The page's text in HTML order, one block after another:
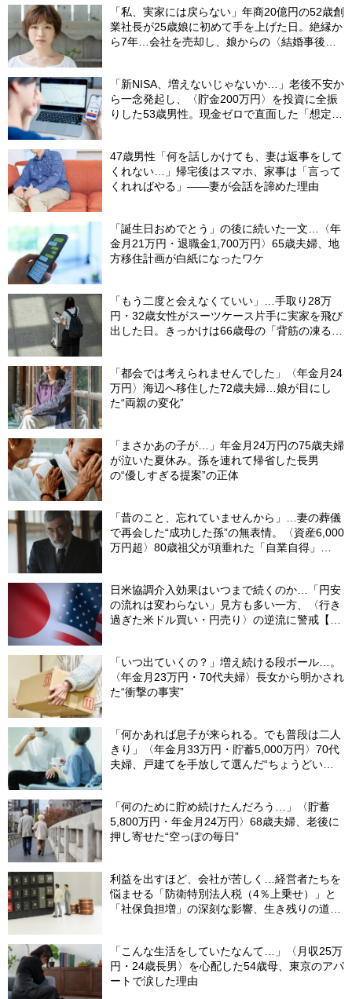
「私、実家には戻らない」年商20億円の52歳創
業社長が25歳娘に初めて手を上げた日。絶縁か
ら7年…会社を売却し、娘からの〈結婚事後報
「新NISA、増えないじゃないか…」老後不安か
ら一念発起し、〈貯金200万円〉を投資に全振
りした53歳男性。現金ゼロで直面した「想定外
47歳男性「何を話しかけても、妻は返事をして
くれない…」帰宅後はスマホ、家事は「言って
くれればやる」――妻が会話を諦めた理由
「誕生日おめでとう」の後に続いた一文…〈年
金月21万円・退職金1,700万円〉65歳夫婦、地
方移住計画が白紙になったワケ
「もう二度と会えなくていい」…手取り28万
円・32歳女性がスーツケース片手に実家を飛び
出した日。きっかけは66歳母の「背筋の凍る一
「都会では考えられませんでした」〈年金月24
万円〉海辺へ移住した72歳夫婦…娘が目にし
た“両親の変化”
「まさかあの子が…」年金月24万円の75歳夫婦
が泣いた夏休み。孫を連れて帰省した長男
の“優しすぎる提案”の正体
「昔のこと、忘れていませんから」…妻の葬儀
で再会した“成功した孫”の無表情。〈資産6,000
万円超〉80歳祖父が項垂れた「自業自得」
日米協調介入効果はいつまで続くのか…「円安
の流れは変わらない」見方も多い一方、〈行き
過ぎた米ドル買い・円売り〉の逆流に警戒【8
「いつ出ていくの？」増え続ける段ボール…。
〈年金月23万円・70代夫婦〉長女から明かされ
た“衝撃の事実”
「何かあれば息子が来られる。でも普段は二人
きり」〈年金月33万円・貯蓄5,000万円〉70代
夫婦、戸建てを手放して選んだ“ちょうどいい
「何のために貯め続けたんだろう…」〈貯蓄
5,800万円・年金月24万円〉68歳夫婦、老後に
押し寄せた“空っぽの毎日”
利益を出すほど、会社が苦しく…経営者たちを
悩ませる「防衛特別法人税（4％上乗せ）」と
「社保負担増」の深刻な影響、生き残りの道
「こんな生活をしていたなんて…」〈月収25万
円・24歳長男〉を心配した54歳母、東京のアパ
ートで涙した理由